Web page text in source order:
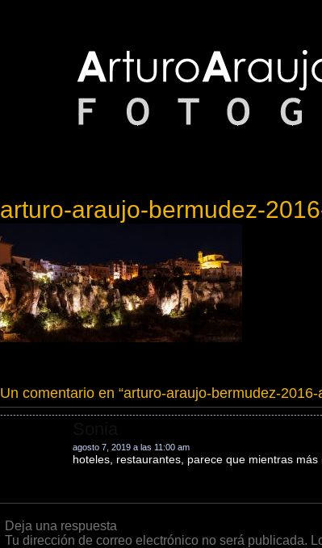
arturo-araujo-bermudez-
Un comentario en “arturo-araujo-bermudez-
agosto 7, 2019 a las 11:00 am
hoteles, restaurantes, parece que mientras
Deja una respuesta
Tu dirección de correo electrónico no será publicada.